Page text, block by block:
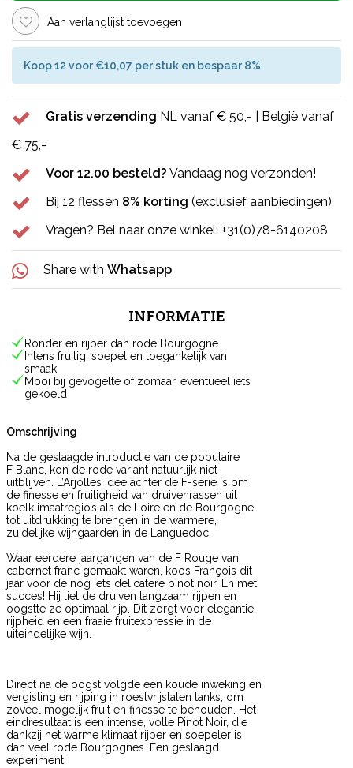
Aan verlanglijst toevoegen
Koop 12 voor €10,07 per stuk en bespaar 8%
Gratis verzending NL vanaf € 50,- | België vanaf
€ 75,-
Voor 12.00 besteld? Vandaag nog verzonden!
Bij 12 flessen 8% korting (exclusief aanbiedingen)
Vragen? Bel naar onze winkel: +31(0)78-6140208
Share with Whatsapp
INFORMATIE
Ronder en rijper dan rode Bourgogne
Intens fruitig, soepel en toegankelijk van
smaak
Mooi bij gevogelte of zomaar, eventueel iets
gekoeld
Omschrijving
Na de geslaagde introductie van de populaire
F Blanc, kon de rode variant natuurlijk niet
uitblijven. L’Arjolles idee achter de F-serie is om
de finesse en fruitigheid van druivenrassen uit
koelklimaatregio’s als de Loire en de Bourgogne
tot uitdrukking te brengen in de warmere,
zuidelijke wijngaarden in de Languedoc.
Waar eerdere jaargangen van de F Rouge van
cabernet franc gemaakt waren, koos François dit
jaar voor de nog iets delicatere pinot noir. En met
succes! Hij liet de druiven langzaam rijpen en
oogstte ze optimaal rijp. Dit zorgt voor elegantie,
rijpheid en een fraaie fruitexpressie in de
uiteindelijke wijn.
Direct na de oogst volgde een koude inweking en
vergisting en rijping in roestvrijstalen tanks, om
zoveel mogelijk fruit en finesse te behouden. Het
eindresultaat is een intense, volle Pinot Noir, die
dankzij het warme klimaat rijper en soepeler is
dan veel rode Bourgognes. Een geslaagd
experiment!